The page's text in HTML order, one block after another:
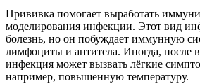
Прививка помогает выработать
моделирования инфекции. Этот вид
болезнь, но он побуждает иммунную
лимфоциты и антитела. Иногда, после
инфекция может вызвать лёгкие
например, повышенную температуру.